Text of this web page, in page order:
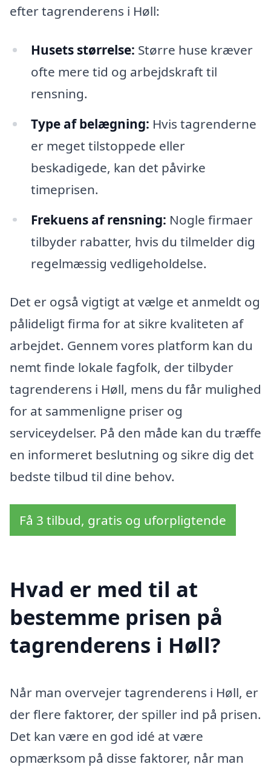
efter tagrenderens i Høll:
Husets størrelse: Større huse kræver
ofte mere tid og arbejdskraft til
rensning.
Type af belægning: Hvis tagrenderne
er meget tilstoppede eller
beskadigede, kan det påvirke
timeprisen.
Frekuens af rensning: Nogle firmaer
tilbyder rabatter, hvis du tilmelder dig
regelmæssig vedligeholdelse.
Det er også vigtigt at vælge et anmeldt og
pålideligt firma for at sikre kvaliteten af
arbejdet. Gennem vores platform kan du
nemt finde lokale fagfolk, der tilbyder
tagrenderens i Høll, mens du får mulighed
for at sammenligne priser og
serviceydelser. På den måde kan du træffe
en informeret beslutning og sikre dig det
bedste tilbud til dine behov.
Få 3 tilbud, gratis og uforpligtende
Hvad er med til at
bestemme prisen på
tagrenderens i Høll?
Når man overvejer tagrenderens i Høll, er
der flere faktorer, der spiller ind på prisen.
Det kan være en god idé at være
opmærksom på disse faktorer, når man